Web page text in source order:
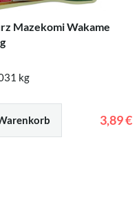
Mazekomi Wakame
kg
3,89 €